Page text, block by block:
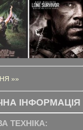
»»
ІНФОРМАЦІЯ
ТЕХНІКА: